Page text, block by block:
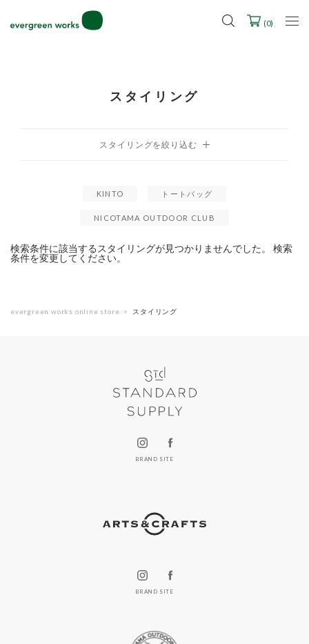
2027年ご入学用ランドセル受注会スケジュール
(0)
スタイリング
KINTO トートバッグ
NICOTAMA OUTDOOR CLUB
検索条件に該当するスタイリングが見つかりませんでした。 検索
条件を変更してください。
evergreen works online store スタイリング
BRAND SITE
BRAND SITE